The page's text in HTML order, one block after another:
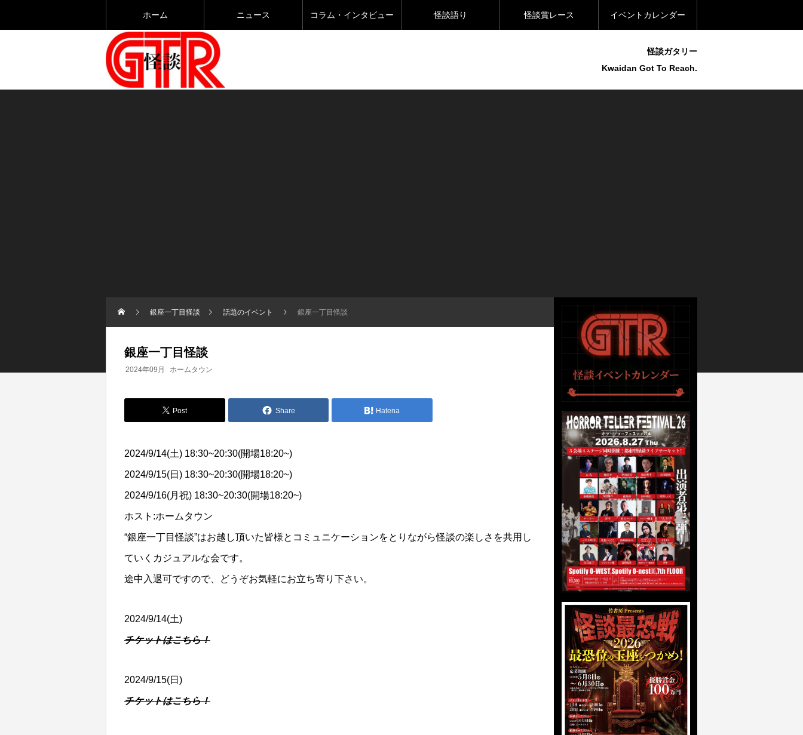
ホーム ニュース コラム・インタビュー 怪談語り 怪談賞レース イベントカレンダー
怪談ガタリー
Kwaidan Got To Reach.
銀座一丁目怪談 話題のイベント 銀座一丁目怪談
銀座一丁目怪談
2024年09月 ホームタウン
Post Share Hatena
2024/9/14(土) 18:30~20:30(開場18:20~)
2024/9/15(日) 18:30~20:30(開場18:20~)
2024/9/16(月祝) 18:30~20:30(開場18:20~)
ホスト:ホームタウン
“銀座一丁目怪談”はお越し頂いた皆様とコミュニケーションをとりながら怪談の楽しさを共用し
ていくカジュアルな会です。
途中入退可ですので、どうぞお気軽にお立ち寄り下さい。
2024/9/14(土)
チケットはこちら！
2024/9/15(日)
チケットはこちら！